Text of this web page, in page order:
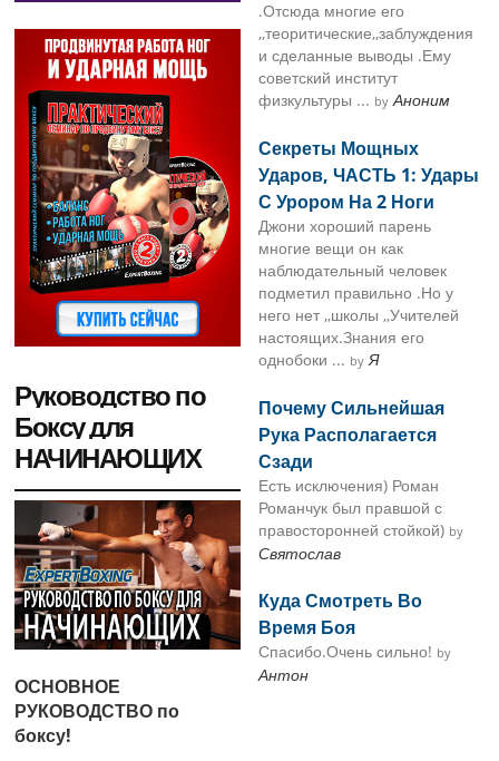
Руководство по
Боксу для
НАЧИНАЮЩИХ
ОСНОВНОЕ
РУКОВОДСТВО по
боксу!
.Отсюда многие его
,,теоритические,,заблуждения
и сделанные выводы .Ему
советский институт
физкультуры ... by Аноним
Секреты Мощных
Ударов, ЧАСТЬ 1: Удары
С Урором На 2 Ноги
Джони хороший парень
многие вещи он как
наблюдательный человек
подметил правильно .Но у
него нет ,,школы ,,Учителей
настоящих.Знания его
однобоки ... by Я
Почему Сильнейшая
Рука Располагается
Сзади
Есть исключения) Роман
Романчук был правшой с
правосторонней стойкой) by
Святослав
Куда Смотреть Во
Время Боя
Спасибо.Очень сильно! by
Антон